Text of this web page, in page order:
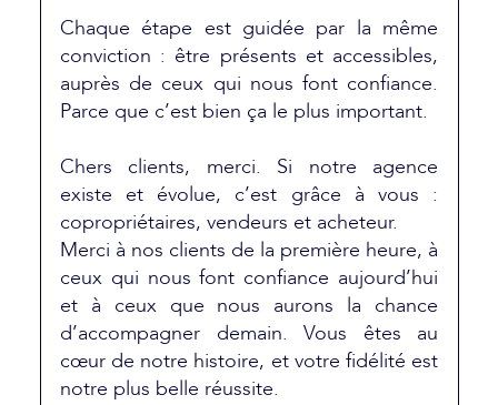
Chaque étape est guidée par la même
conviction : être présents et accessibles,
auprès de ceux qui nous font confiance.
Parce que c’est bien ça le plus important.
Chers clients, merci. Si notre agence
existe et évolue, c’est grâce à vous :
copropriétaires, vendeurs et acheteur.
Merci à nos clients de la première heure, à
ceux qui nous font confiance aujourd’hui
et à ceux que nous aurons la chance
d’accompagner demain. Vous êtes au
cœur de notre histoire, et votre fidélité est
notre plus belle réussite.